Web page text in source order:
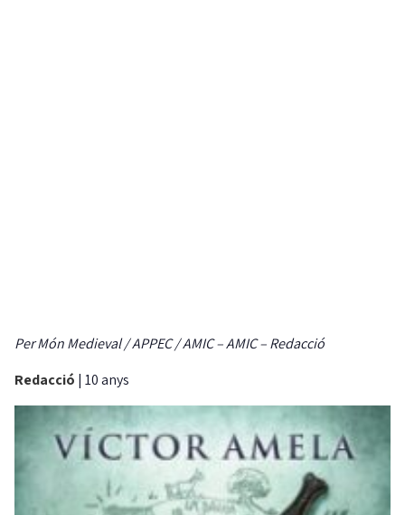
Per Món Medieval / APPEC / AMIC – AMIC – Redacció
Redacció | 10 anys